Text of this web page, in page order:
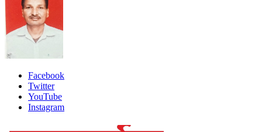
Facebook
Twitter
YouTube
Instagram